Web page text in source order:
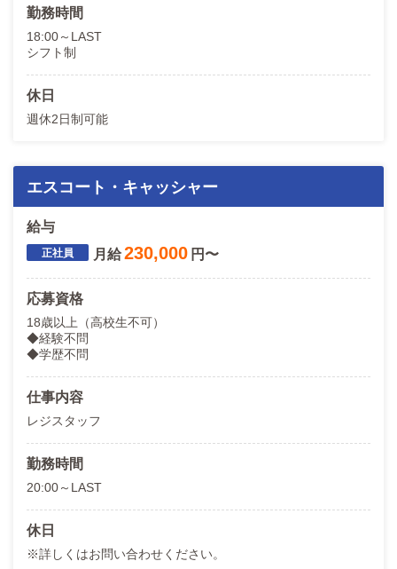
勤務時間
18:00～LAST
シフト制
休日
週休2日制可能
エスコート・キャッシャー
給与
月給230,000 円〜
応募資格
18歳以上（高校生不可）
◆経験不問
◆学歴不問
仕事内容
レジスタッフ
勤務時間
20:00～LAST
休日
※詳しくはお問い合わせください。